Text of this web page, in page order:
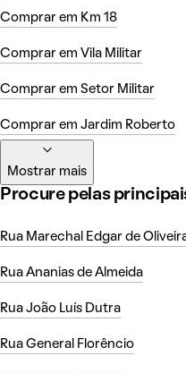
Comprar em Km 18
Comprar em Vila Militar
Comprar em Setor Militar
Comprar em Jardim Roberto
Mostrar mais
Procure pelas
Rua Marechal Edgar de
Rua Ananias de Almeida
Rua João Luís Dutra
Rua General Florêncio